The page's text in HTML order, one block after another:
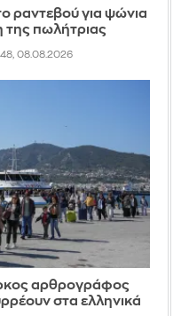
ραντεβού για ψώνια
της πωλήτριας
08.08.2026
αρθρογράφος
στα ελληνικά